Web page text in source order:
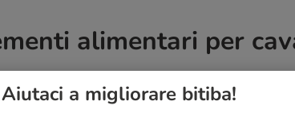
alimentari per
alimentari è un modo semplice ed efficace per integrare
disturbi fisici. In questa sezione trovate una larga scelta di
Aiutaci a migliorare bitiba!